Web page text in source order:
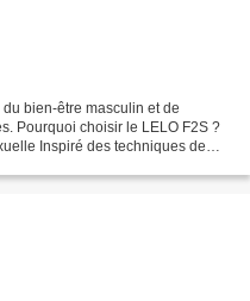
bien-être masculin et de
Pourquoi choisir le LELO F2S ?
Inspiré des techniques de